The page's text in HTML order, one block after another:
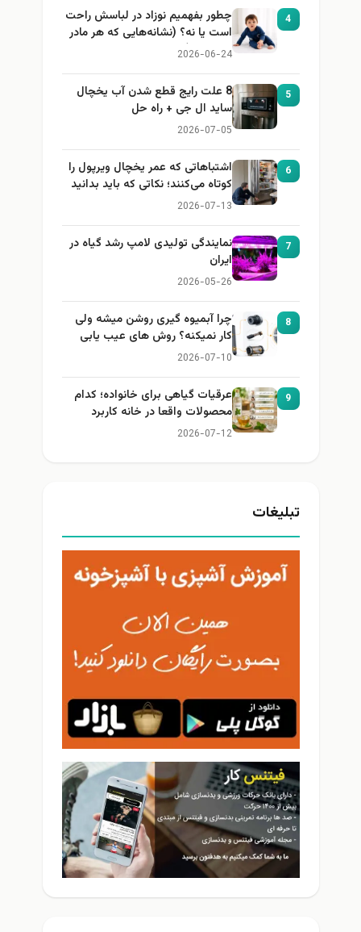
4
چطور بفهمیم نوزاد در لباسش راحت
است یا نه؟ (نشانه‌هایی که هر مادر
باید بداند)
2026-06-24
5
8 علت رایج قطع شدن آب یخچال
ساید ال جی + راه حل
2026-07-05
6
اشتباهاتی که عمر یخچال ویرپول را
کوتاه می‌کنند؛ نکاتی که باید بدانید
2026-07-13
7
نمایندگی تولیدی لامپ رشد گیاه در
ایران
2026-05-26
8
چرا آبمیوه گیری روشن میشه ولی
کار نمیکنه؟ روش های عیب یابی
2026-07-10
9
عرقیات گیاهی برای خانواده؛ کدام
محصولات واقعا در خانه کاربرد
دارند؟
2026-07-12
تبلیغات